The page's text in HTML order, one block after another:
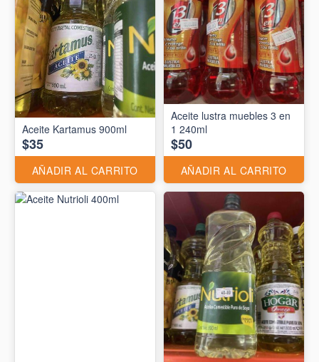
Aceite Kartamus 900ml
$35
AÑADIR AL CARRITO
Aceite lustra muebles 3 en
1 240ml
$50
AÑADIR AL CARRITO